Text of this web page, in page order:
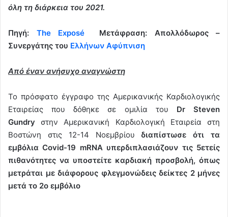
όλη τη διάρκεια του 2021.
Πηγή: The Exposé Μετάφραση: Απολλόδωρος –
Συνεργάτης του Ελλήνων Αφύπνιση
Από έναν ανήσυχο αναγνώστη
Το πρόσφατο έγγραφο της Αμερικανικής Καρδιολογικής
Εταιρείας που δόθηκε σε ομιλία του Dr Steven
Gundry στην Αμερικανική Καρδιολογική Εταιρεία στη
Βοστώνη στις 12-14 Νοεμβρίουδιαπίστωσε ότι τα
εμβόλια Covid-19 mRNA υπερδιπλασιάζουν τις 5ετείς
πιθανότητες να υποστείτε καρδιακή προσβολή, όπως
μετράται με διάφορους φλεγμονώδεις δείκτες 2 μήνες
μετά το 2ο εμβόλιο